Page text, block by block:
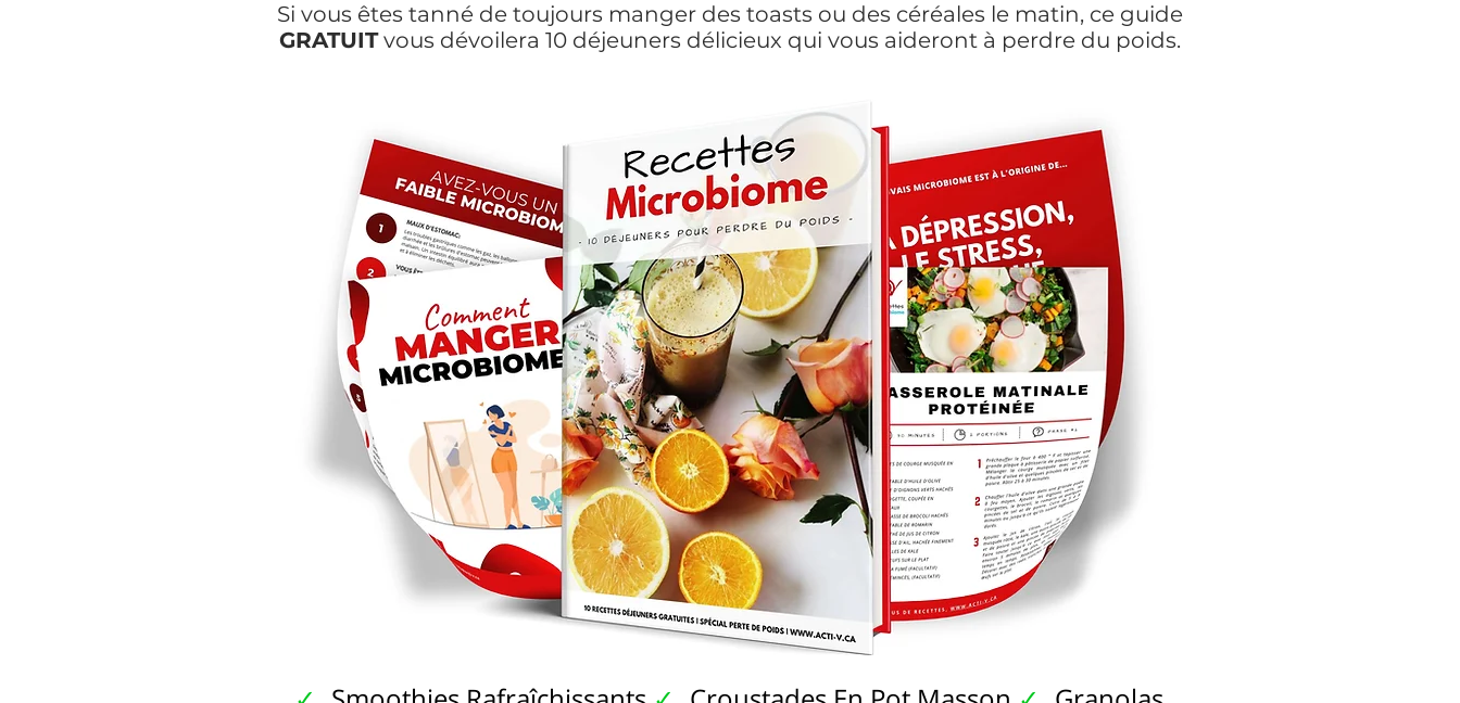
Si vous êtes tanné de toujours manger des toasts ou des céréales le matin, ce guide
GRATUITvous dévoilera 10 déjeuners délicieux qui vous aideront à perdre du poids.